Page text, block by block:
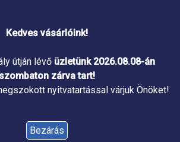
Kedves vásárlóink!
útján lévő üzletünk 2026.08.08-án
szombaton zárva tart!
nyitvatartással várjuk Önöket!
Bezárás